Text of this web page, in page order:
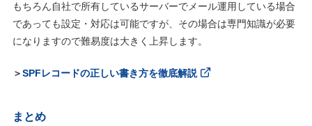
もちろん自社で所有しているサーバーでメール運用している場合
であっても設定・対応は可能ですが、その場合は専門知識が必要
になりますので難易度は大きく上昇します。
＞SPFレコードの正しい書き方を徹底解説
まとめ